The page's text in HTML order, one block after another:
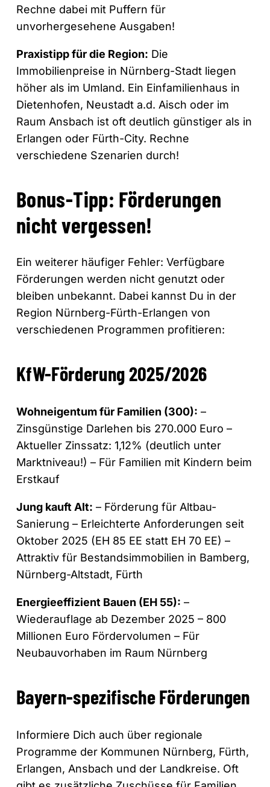
Rechne dabei mit Puffern für
unvorhergesehene Ausgaben!
Praxistipp für die Region: Die
Immobilienpreise in Nürnberg-Stadt liegen
höher als im Umland. Ein Einfamilienhaus in
Dietenhofen, Neustadt a.d. Aisch oder im
Raum Ansbach ist oft deutlich günstiger als in
Erlangen oder Fürth-City. Rechne
verschiedene Szenarien durch!
Bonus-Tipp: Förderungen
nicht vergessen!
Ein weiterer häufiger Fehler: Verfügbare
Förderungen werden nicht genutzt oder
bleiben unbekannt. Dabei kannst Du in der
Region Nürnberg-Fürth-Erlangen von
verschiedenen Programmen profitieren:
KfW-Förderung 2025/2026
Wohneigentum für Familien (300): –
Zinsgünstige Darlehen bis 270.000 Euro –
Aktueller Zinssatz: 1,12% (deutlich unter
Marktniveau!) – Für Familien mit Kindern beim
Erstkauf
Jung kauft Alt: – Förderung für Altbau-
Sanierung – Erleichterte Anforderungen seit
Oktober 2025 (EH 85 EE statt EH 70 EE) –
Attraktiv für Bestandsimmobilien in Bamberg,
Nürnberg-Altstadt, Fürth
Energieeffizient Bauen (EH 55): –
Wiederauflage ab Dezember 2025 – 800
Millionen Euro Fördervolumen – Für
Neubauvorhaben im Raum Nürnberg
Bayern-spezifische Förderungen
Informiere Dich auch über regionale
Programme der Kommunen Nürnberg, Fürth,
Erlangen, Ansbach und der Landkreise. Oft